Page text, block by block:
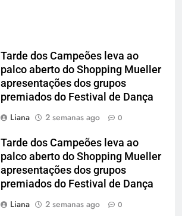
Tarde dos Campeões leva ao
palco aberto do Shopping Mueller
apresentações dos grupos
premiados do Festival de Dança
Liana
2 semanas ago 0
Tarde dos Campeões leva ao
palco aberto do Shopping Mueller
apresentações dos grupos
premiados do Festival de Dança
Liana
2 semanas ago 0